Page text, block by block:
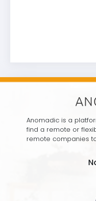
Anomadic is a
find a remote or
remote companies